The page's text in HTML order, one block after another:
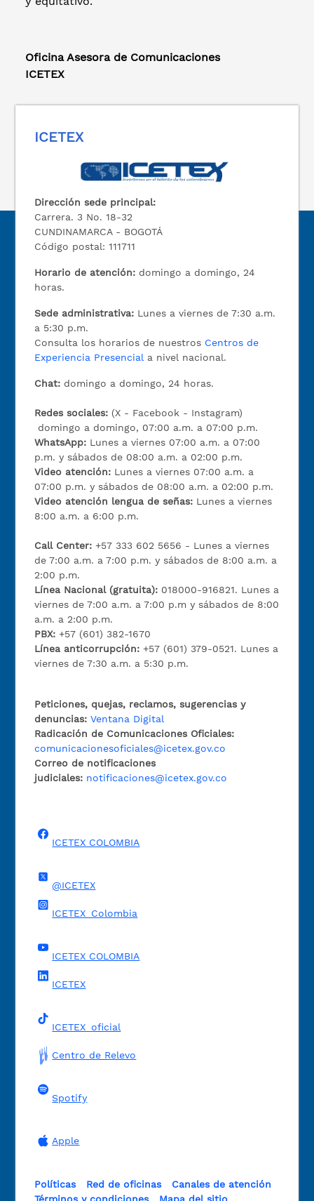
Oficina Asesora de Comunicaciones
ICETEX
ICETEX
Dirección sede principal:
Carrera. 3 No. 18-32
CUNDINAMARCA - BOGOTÁ
Código postal: 111711
Horario de atención: domingo a domingo, 24
horas.
Sede administrativa: Lunes a viernes de 7:30 a.m.
a 5:30 p.m.
Consulta los horarios de nuestros Centros de
Experiencia Presencial a nivel nacional.
Chat: domingo a domingo, 24 horas.
Redes sociales: (X - Facebook - Instagram)
domingo a domingo, 07:00 a.m. a 07:00 p.m.
WhatsApp: Lunes a viernes 07:00 a.m. a 07:00
p.m. y sábados de 08:00 a.m. a 02:00 p.m.
Video atención: Lunes a viernes 07:00 a.m. a
07:00 p.m. y sábados de 08:00 a.m. a 02:00 p.m.
Video atención lengua de señas: Lunes a viernes
8:00 a.m. a 6:00 p.m.
Call Center:+57 333 602 5656 - Lunes a viernes
de 7:00 a.m. a 7:00 p.m. y sábados de 8:00 a.m. a
2:00 p.m.
Línea Nacional (gratuita): 018000-916821. Lunes a
viernes de 7:00 a.m. a 7:00 p.m y sábados de 8:00
a.m. a 2:00 p.m.
PBX:+57 (601) 382-1670
Línea anticorrupción:+57 (601) 379-0521. Lunes a
viernes de 7:30 a.m. a 5:30 p.m.
Peticiones, quejas, reclamos, sugerencias y
denuncias: Ventana Digital
Radicación de Comunicaciones Oficiales:
comunicacionesoficiales@icetex.gov.co
Correo de notificaciones
judiciales: notificaciones@icetex.gov.co
ICETEX COLOMBIA
@ICETEX
ICETEX_Colombia
ICETEX COLOMBIA
ICETEX
ICETEX_oficial
Centro de Relevo
Spotify
Apple
Políticas Red de oficinas
Canales de atención